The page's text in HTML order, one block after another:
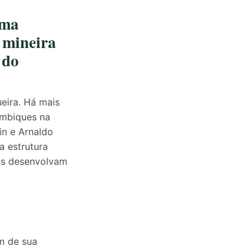
Há mais
na
e Arnaldo
estrutura
desenvolvam
de sua